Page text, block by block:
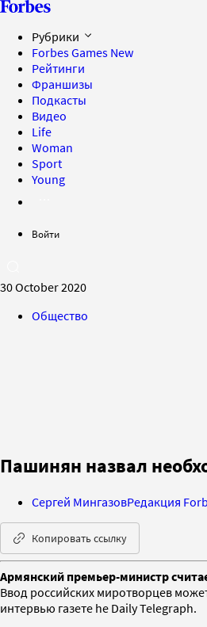
Рубрики
Forbes Games New
Рейтинги
Франшизы
Подкасты
Видео
Life
Woman
Sport
Young
Войти
30 October 2020
Общество
Пашинян назвал
Сергей МингазовРедакция
Копировать ссылку
Армянский премьер-министр
Ввод российских миротворцев
интервью газете he Daily Telegraph.